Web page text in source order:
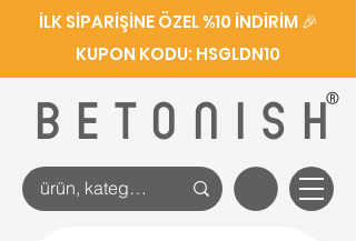
BETONISH
®
İLK SİPARİŞİNE ÖZEL %10 İNDİRİM 🎉
KUPON KODU: HSGLDN10